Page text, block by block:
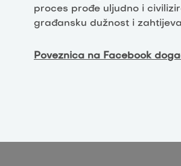
proces prođe uljudno i
građansku dužnost i
Poveznica na Facebook